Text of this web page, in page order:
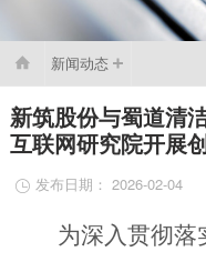
 新闻动态
新筑股份与蜀道清
互联网研究院开展
 发布日期： 2026-02-04
为深入贯彻落